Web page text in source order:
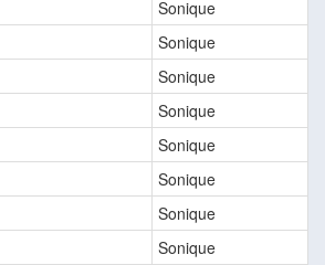
Sonique
Sonique
Sonique
Sonique
Sonique
Sonique
Sonique
Sonique